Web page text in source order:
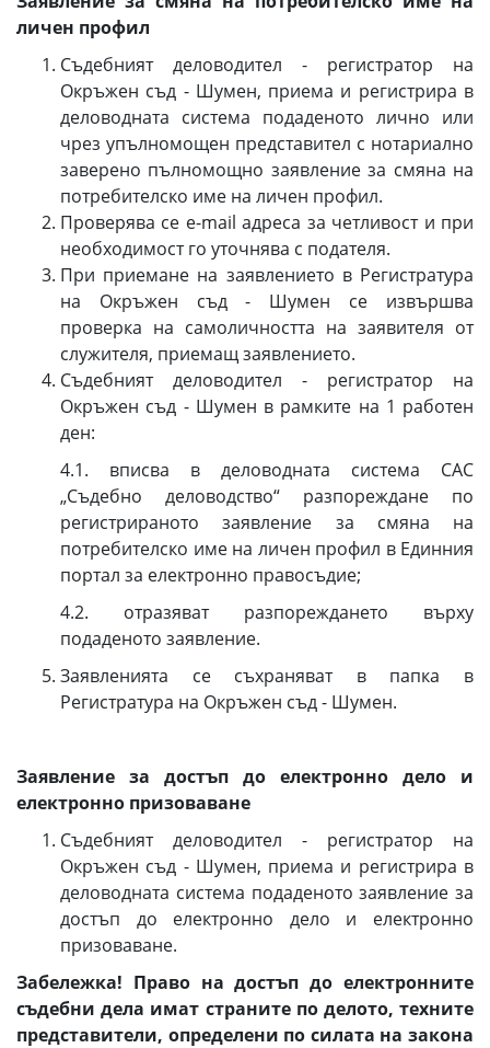
личен профил
Съдебният деловодител - регистратор на
Окръжен съд - Шумен, приема и регистрира в
деловодната система подаденото лично или
чрез упълномощен представител с нотариално
заверено пълномощно заявление за смяна на
потребителско име на личен профил.
Проверява се e-mail адреса за четливост и при
необходимост го уточнява с подателя.
При приемане на заявлението в Регистратура
на Окръжен съд - Шумен се извършва
проверка на самоличността на заявителя от
служителя, приемащ заявлението.
Съдебният деловодител - регистратор на
Окръжен съд - Шумен в рамките на 1 работен
ден:
4.1. вписва в деловодната система САС
„Съдебно деловодство“ разпореждане по
регистрираното заявление за смяна на
потребителско име на личен профил в Единния
портал за електронно правосъдие;
4.2. отразяват разпореждането върху
подаденото заявление.
Заявленията се съхраняват в папка в
Регистратура на Окръжен съд - Шумен.
Заявление за достъп до електронно дело и
електронно призоваванe
Съдебният деловодител - регистратор на
Окръжен съд - Шумен, приема и регистрира в
деловодната система подаденото заявление за
достъп до електронно дело и електронно
призоваване.
Забележка! Право на достъп до електронните
съдебни дела имат страните по делото, техните
представители, определени по силата на закона